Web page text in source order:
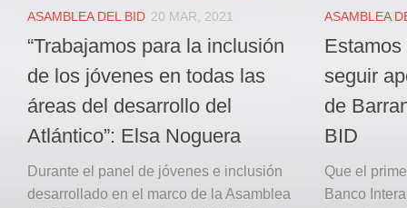
ASAMBLEA DEL BID 20 MAR, 2021
“Trabajamos para la inclusión
de los jóvenes en todas las
áreas del desarrollo del
Atlántico”: Elsa Noguera
Durante el panel de jóvenes e inclusión
desarrollado en el marco de la Asamblea
ASAMBLEA
seguir
de
BID
Que el
Banco